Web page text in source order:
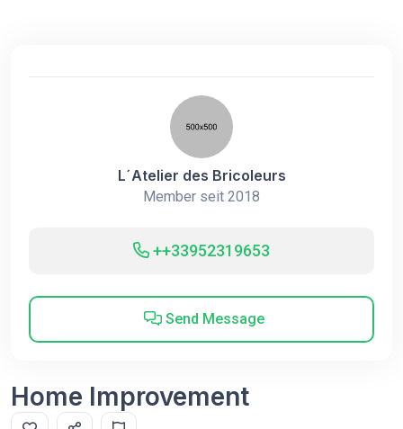
L´Atelier des Bricoleurs
Member seit 2018
++33952319653
Send Message
Home Improvement